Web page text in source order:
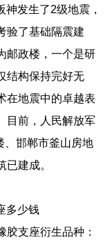
发生了2级地震，
验了基础隔震建
邮政楼，一个是研
结构保持完好无
在地震中的卓越表
目前，人民解放军
、邯郸市釜山房地
建成。
多少钱
胶支座衍生品种：